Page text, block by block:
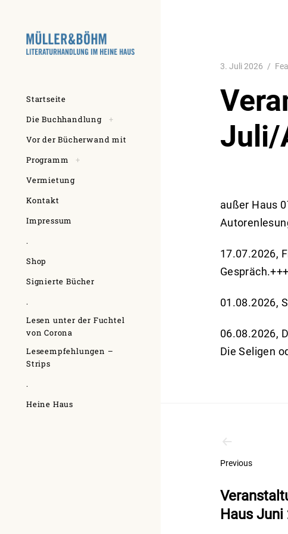
content
Startseite
Die Buchhandlung
toggle
child
+
Vor der Bücherwand mit
Programm
toggle
child
+
Vermietung
Kontakt
Impressum
.
Shop
Signierte Bücher
.
Lesen unter der Fuchtel
von Corona
Leseempfehlungen –
Strips
.
Heine Haus
3. Juli 2026
Juli/
außer Haus
17.07.2026,
Gespräch.+++
01.08.2026,
06.08.2026,
Die Seligen
Previous
Haus Juni